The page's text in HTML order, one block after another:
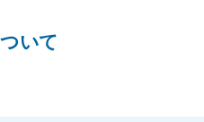
いて